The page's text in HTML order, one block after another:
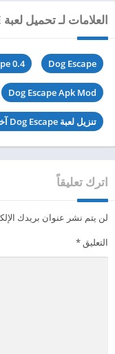
العلامات لـ تحميل لعبة DOG ESCAPE مهكرة للاندرويد 2024
Dog Escape
0.4
Dog Escape Apk Mod
تنزيل لعبة Dog Escape آخر اصدار
اترك تعليقاً
لن يتم نشر عنوان بريدك
التعليق*